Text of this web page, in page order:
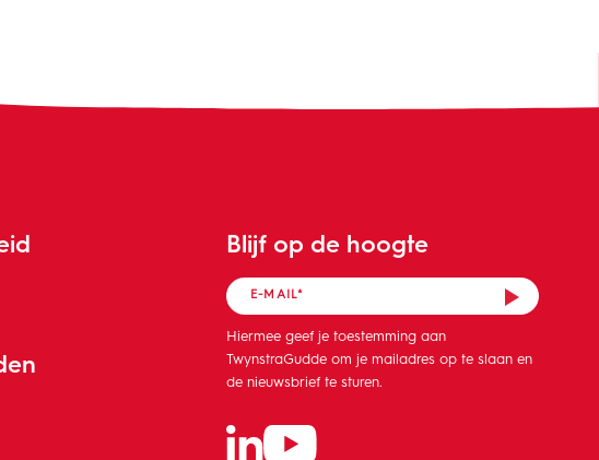
Blijf op de hoogte
Hiermee geef je toestemming aan
TwynstraGudde om je mailadres op te slaan en
de nieuwsbrief te sturen.